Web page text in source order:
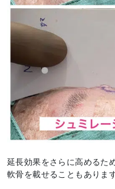
延長効果をさらに高めるた
軟骨を載せることもあります